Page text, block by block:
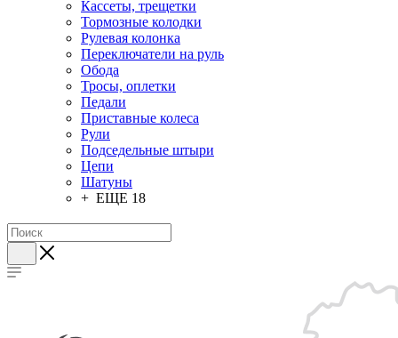
Кассеты, трещетки
Тормозные колодки
Рулевая колонка
Переключатели на руль
Обода
Тросы, оплетки
Педали
Приставные колеса
Рули
Подседельные штыри
Цепи
Шатуны
+ ЕЩЕ 18